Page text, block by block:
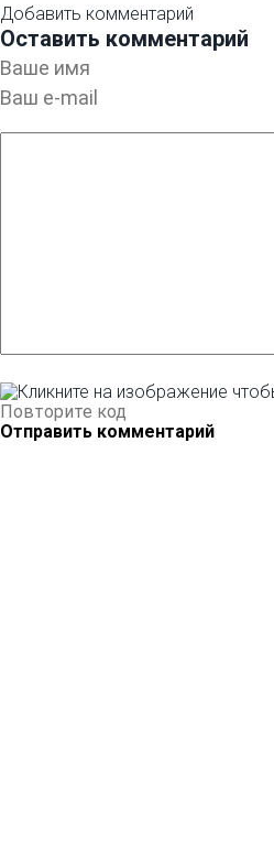
Добавить комментарий
Оставить комментарий
Отправить комментарий